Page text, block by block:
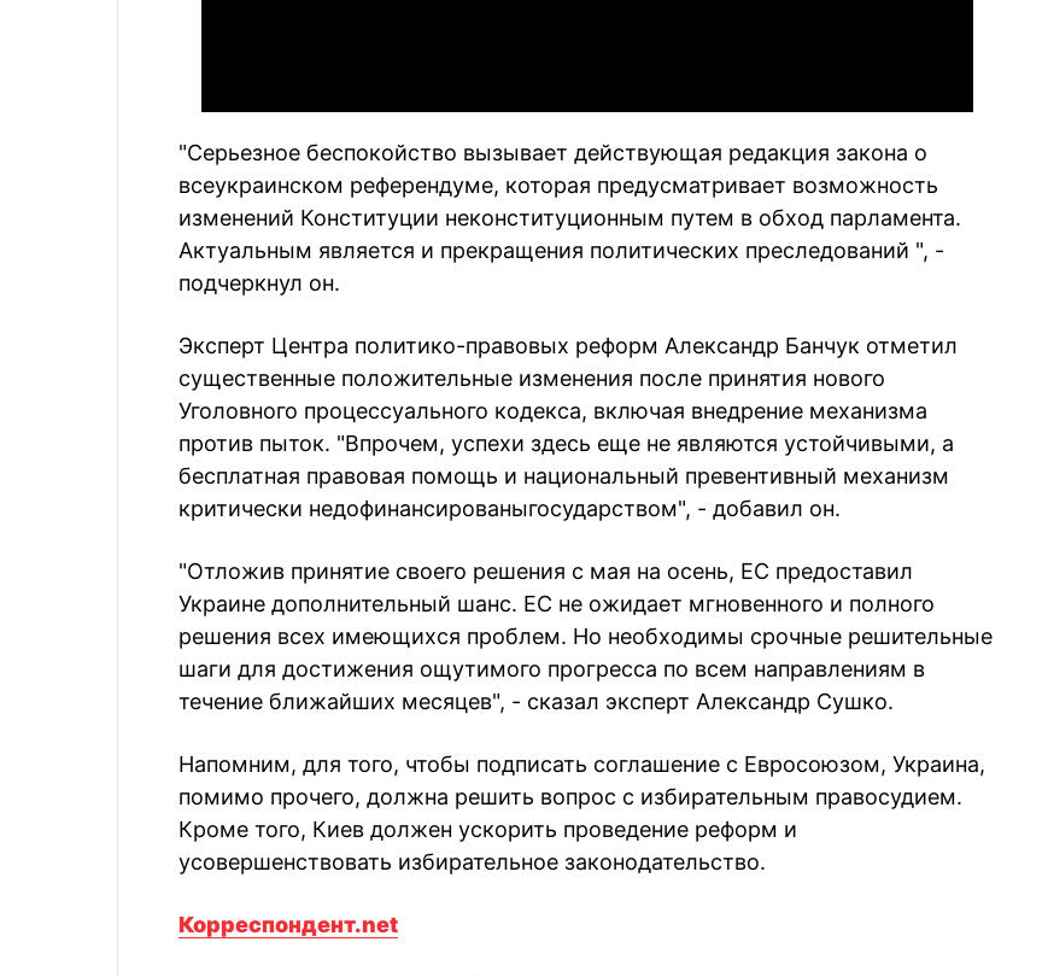
"Серьезное беспокойство вызывает действующая редакция закона о
всеукраинском референдуме, которая предусматривает возможность
изменений Конституции неконституционным путем в обход парламента.
Актуальным является и прекращения политических преследований ", -
подчеркнул он.
Эксперт Центра политико-правовых реформ Александр Банчук отметил
существенные положительные изменения после принятия нового
Уголовного процессуального кодекса, включая внедрение механизма
против пыток. "Впрочем, успехи здесь еще не являются устойчивыми, а
бесплатная правовая помощь и национальный превентивный механизм
критически недофинансированыгосударством", - добавил он.
"Отложив принятие своего решения с мая на осень, ЕС предоставил
Украине дополнительный шанс. ЕС не ожидает мгновенного и полного
решения всех имеющихся проблем. Но необходимы срочные решительные
шаги для достижения ощутимого прогресса по всем направлениям в
течение ближайших месяцев", - сказал эксперт Александр Сушко.
Напомним, для того, чтобы подписать соглашение с Евросоюзом, Украина,
помимо прочего, должна решить вопрос с избирательным правосудием.
Кроме того, Киев должен ускорить проведение реформ и
усовершенствовать избирательное законодательство.
Корреспондент.net